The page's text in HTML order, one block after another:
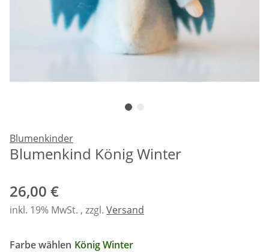
Blumenkinder
Blumenkind König Winter
26,00 €
inkl. 19% MwSt. , zzgl. Versand
Farbe wählen König Winter